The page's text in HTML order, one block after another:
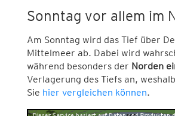
Sonntag vor allem im
Am Sonntag wird das Tief über
Mittelmeer ab. Dabei wird
während besonders der Norden
Verlagerung des Tiefs an,
Sie hier vergleichen können.